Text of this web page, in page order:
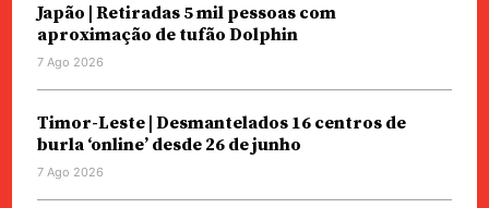
Japão | Retiradas 5 mil pessoas com
aproximação de tufão Dolphin
7 Ago 2026
Timor-Leste | Desmantelados 16 centros de
burla ‘online’ desde 26 de junho
7 Ago 2026